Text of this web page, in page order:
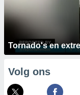
Tornado's en
Volg ons